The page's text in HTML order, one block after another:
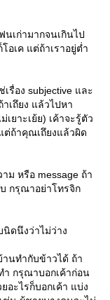
เก่ามากจนเกินไป
อเค แต่ถ้าเราอยู่ต่ำ
เรื่อง subjective และ
เถึยง แล้วไปหา
ยาะเย้ย) เค้าจะรู้ตัว
ถ้าคุณเถึยงแล้วผิด
ม หรือ message ถ้า
กรุณาอย่าโทรจิก
ดนึงว่าไม่ว่าง
นทำกับข้าวได้ ถ้า
ำ กรุณาบอกเค้าก่อน
อะไรก็บอกเค้า แบ่ง